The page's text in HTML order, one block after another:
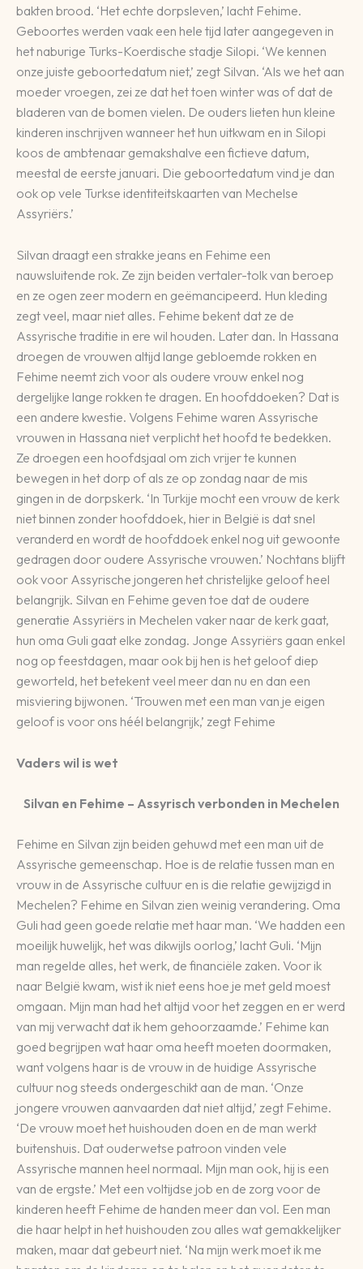
bakten brood. ‘Het echte dorpsleven,’ lacht Fehime.
Geboortes werden vaak een hele tijd later aangegeven in
het naburige Turks-Koerdische stadje Silopi. ‘We kennen
onze juiste geboortedatum niet,’ zegt Silvan. ‘Als we het aan
moeder vroegen, zei ze dat het toen winter was of dat de
bladeren van de bomen vielen. De ouders lieten hun kleine
kinderen inschrijven wanneer het hun uitkwam en in Silopi
koos de ambtenaar gemakshalve een fictieve datum,
meestal de eerste januari. Die geboortedatum vind je dan
ook op vele Turkse identiteitskaarten van Mechelse
Assyriërs.’
Silvan draagt een strakke jeans en Fehime een
nauwsluitende rok. Ze zijn beiden vertaler-tolk van beroep
en ze ogen zeer modern en geëmancipeerd. Hun kleding
zegt veel, maar niet alles. Fehime bekent dat ze de
Assyrische traditie in ere wil houden. Later dan. In Hassana
droegen de vrouwen altijd lange gebloemde rokken en
Fehime neemt zich voor als oudere vrouw enkel nog
dergelijke lange rokken te dragen. En hoofddoeken? Dat is
een andere kwestie. Volgens Fehime waren Assyrische
vrouwen in Hassana niet verplicht het hoofd te bedekken.
Ze droegen een hoofdsjaal om zich vrijer te kunnen
bewegen in het dorp of als ze op zondag naar de mis
gingen in de dorpskerk. ‘In Turkije mocht een vrouw de kerk
niet binnen zonder hoofddoek, hier in België is dat snel
veranderd en wordt de hoofddoek enkel nog uit gewoonte
gedragen door oudere Assyrische vrouwen.’ Nochtans blijft
ook voor Assyrische jongeren het christelijke geloof heel
belangrijk. Silvan en Fehime geven toe dat de oudere
generatie Assyriërs in Mechelen vaker naar de kerk gaat,
hun oma Guli gaat elke zondag. Jonge Assyriërs gaan enkel
nog op feestdagen, maar ook bij hen is het geloof diep
geworteld, het betekent veel meer dan nu en dan een
misviering bijwonen. ‘Trouwen met een man van je eigen
geloof is voor ons héél belangrijk,’ zegt Fehime
Vaders wil is wet
Silvan en Fehime – Assyrisch verbonden in Mechelen
Fehime en Silvan zijn beiden gehuwd met een man uit de
Assyrische gemeenschap. Hoe is de relatie tussen man en
vrouw in de Assyrische cultuur en is die relatie gewijzigd in
Mechelen? Fehime en Silvan zien weinig verandering. Oma
Guli had geen goede relatie met haar man. ‘We hadden een
moeilijk huwelijk, het was dikwijls oorlog,’ lacht Guli. ‘Mijn
man regelde alles, het werk, de financiële zaken. Voor ik
naar België kwam, wist ik niet eens hoe je met geld moest
omgaan. Mijn man had het altijd voor het zeggen en er werd
van mij verwacht dat ik hem gehoorzaamde.’ Fehime kan
goed begrijpen wat haar oma heeft moeten doormaken,
want volgens haar is de vrouw in de huidige Assyrische
cultuur nog steeds ondergeschikt aan de man. ‘Onze
jongere vrouwen aanvaarden dat niet altijd,’ zegt Fehime.
‘De vrouw moet het huishouden doen en de man werkt
buitenshuis. Dat ouderwetse patroon vinden vele
Assyrische mannen heel normaal. Mijn man ook, hij is een
van de ergste.’ Met een voltijdse job en de zorg voor de
kinderen heeft Fehime de handen meer dan vol. Een man
die haar helpt in het huishouden zou alles wat gemakkelijker
maken, maar dat gebeurt niet. ‘Na mijn werk moet ik me